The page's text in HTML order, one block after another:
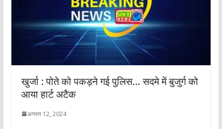
खुर्जा : पोते को पकड़ने गई पुलिस… सदमे में बुजुर्ग को
आया हार्ट अटैक
अगस्त 12, 2024